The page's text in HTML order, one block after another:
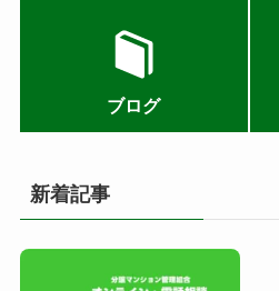
ブログ
新着記事